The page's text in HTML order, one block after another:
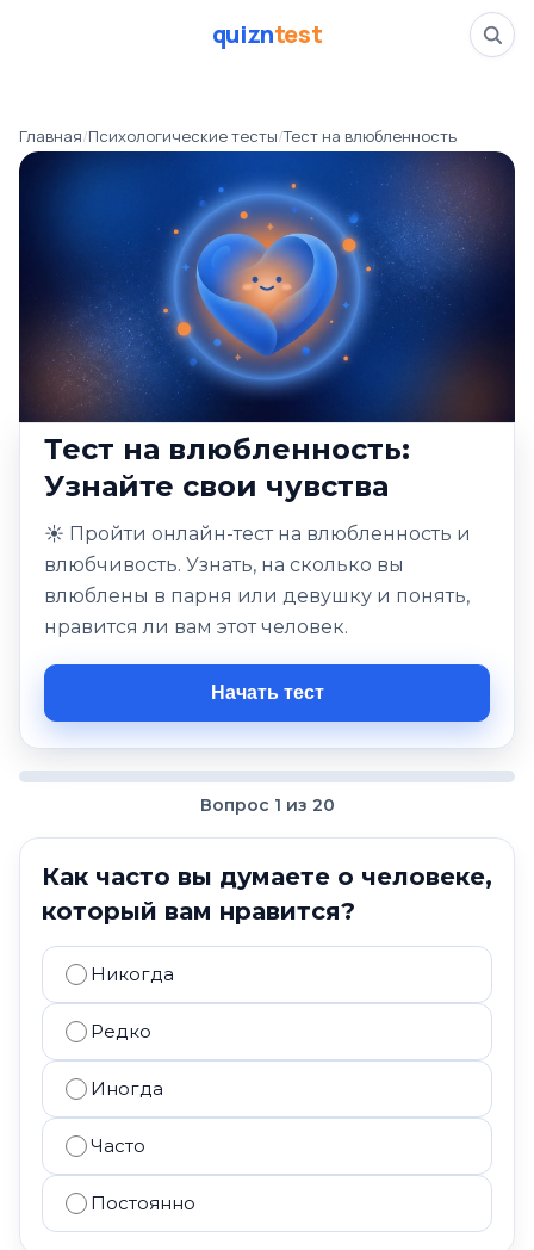
quizntest
Главная/Психологические тесты/Тест на влюбленность
Тест на
📅22.01.26
Марина Соколова
653 прошли тест
4 минуты
Тесты
Психологические тесты
Тест на влюбленность:
Узнайте свои чувства
☀️ Пройти онлайн-тест на влюбленность и
влюбчивость. Узнать, на сколько вы
влюблены в парня или девушку и понять,
нравится ли вам этот человек.
Начать тест
Вопрос 1 из 20
Как часто вы думаете о человеке,
который вам нравится?
Никогда
Редко
Иногда
Часто
Постоянно